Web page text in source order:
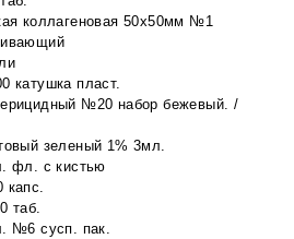
коллагеновая 50х50мм №1
катушка пласт.
№20 набор бежевый. /
зеленый 1% 3мл.
фл. с кистью
таб.
№6 сусп. пак.